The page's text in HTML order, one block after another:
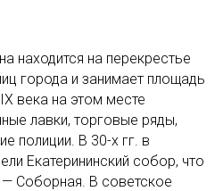
находится на перекрестье
города и занимает площадь
века на этом месте
лавки, торговые ряды,
полиции. В 30-х гг. в
Екатерининский собор, что
Соборная. В советское